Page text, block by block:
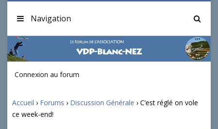
Navigation
Connexion au forum
Accueil › Forums › Discussion Générale › C’est réglé on vole
ce week-end!